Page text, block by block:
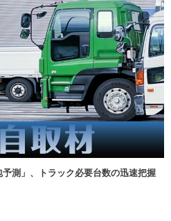
予測」、トラック必要台数の迅速把握